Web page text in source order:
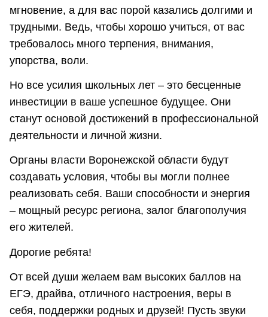
мгновение, а для вас порой казались долгими и
трудными. Ведь, чтобы хорошо учиться, от вас
требовалось много терпения, внимания,
упорства, воли.
Но все усилия школьных лет – это бесценные
инвестиции в ваше успешное будущее. Они
станут основой достижений в профессиональной
деятельности и личной жизни.
Органы власти Воронежской области будут
создавать условия, чтобы вы могли полнее
реализовать себя. Ваши способности и энергия
– мощный ресурс региона, залог благополучия
его жителей.
Дорогие ребята!
От всей души желаем вам высоких баллов на
ЕГЭ, драйва, отличного настроения, веры в
себя, поддержки родных и друзей! Пусть звуки